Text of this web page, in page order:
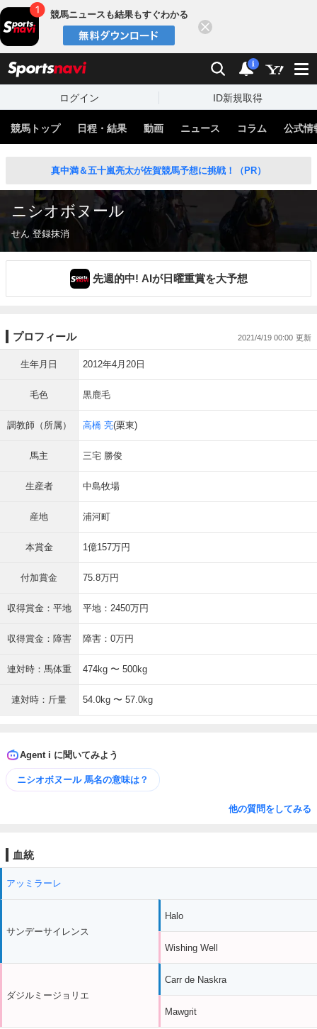
競馬ニュースも結果もすぐわかる
検索 通知
i
ログイン ID新規取得
競馬トップ 日程・結果 動画 ニュース コラム 公式情
真中満＆五十嵐亮太が佐賀競馬予想に挑戦！（PR）
ニシオボヌール
せん 登録抹消
先週的中! AIが日曜重賞を大予想
プロフィール 2021/4/19 00:00
生年月日 2012年4月20日
毛色 黒鹿毛
調教師（所属） 高橋 亮(栗東)
馬主 三宅 勝俊
生産者 中島牧場
産地 浦河町
本賞金 1億157万円
付加賞金 75.8万円
収得賞金：平地 平地：2450万円
収得賞金：障害 障害：0万円
連対時：馬体重 474kg 〜 500kg
連対時：斤量 54.0kg 〜 57.0kg
Agent i に聞いてみよう
ニシオボヌール 馬名の意味は？
他の質問をしてみる
血統
アッミラーレ
サンデーサイレンス
ダジルミージョリエ
Halo
Wishing Well
Carr de Naskra
Mawgrit